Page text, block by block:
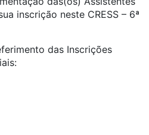
inscrição neste CRESS – 6ª
das Inscrições